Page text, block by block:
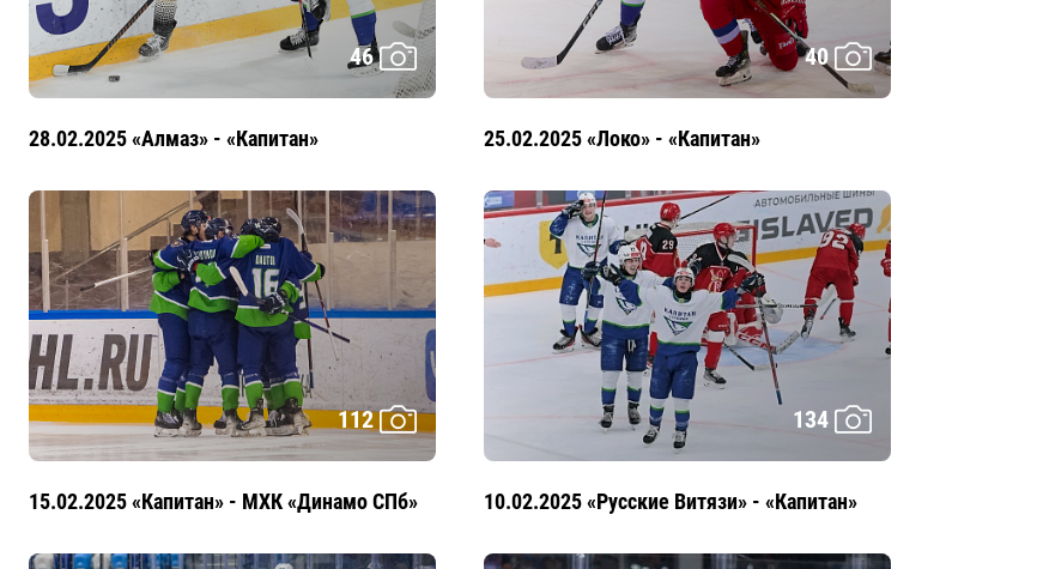
46
28.02.2025 «Алмаз» - «Капитан»
40
25.02.2025 «Локо» - «Капитан»
112
15.02.2025 «Капитан» - МХК «Динамо СПб»
134
10.02.2025 «Русские Витязи» - «Капитан»